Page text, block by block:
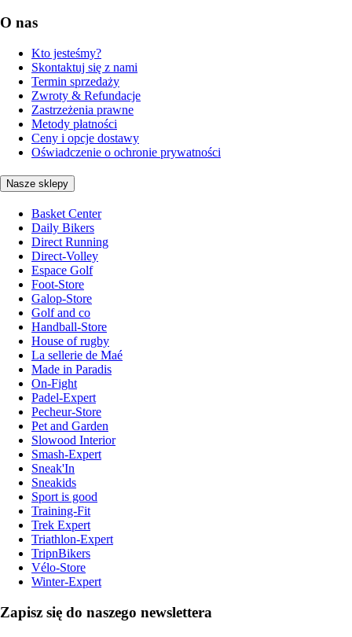
O nas
Kto jesteśmy?
Skontaktuj się z nami
Termin sprzedaży
Zwroty & Refundacje
Zastrzeżenia prawne
Metody płatności
Ceny i opcje dostawy
Oświadczenie o ochronie prywatności
Nasze sklepy
Basket Center
Daily Bikers
Direct Running
Direct-Volley
Espace Golf
Foot-Store
Galop-Store
Golf and co
Handball-Store
House of rugby
La sellerie de Maé
Made in Paradis
On-Fight
Padel-Expert
Pecheur-Store
Pet and Garden
Slowood Interior
Smash-Expert
Sneak'In
Sneakids
Sport is good
Training-Fit
Trek Expert
Triathlon-Expert
TripnBikers
Vélo-Store
Winter-Expert
Zapisz się do naszego newslettera